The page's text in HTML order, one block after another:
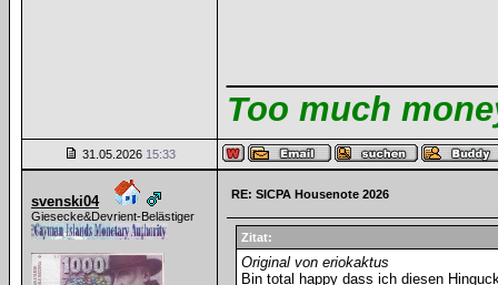
Too much
31.05.2026 15:33
svenski04
Giesecke&Devrient-Belästiger
RE: SICPA Housenote 2026
Zitat:
Original von eriokaktus
Bin total happy dass ich diesen